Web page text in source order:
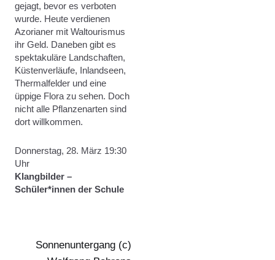
gejagt, bevor es verboten
wurde. Heute verdienen
Azorianer mit Waltourismus
ihr Geld. Daneben gibt es
spektakuläre Landschaften,
Küstenverläufe, Inlandseen,
Thermalfelder und eine
üppige Flora zu sehen. Doch
nicht alle Pflanzenarten sind
dort willkommen.
Donnerstag, 28. März 19:30
Uhr
Klangbilder –
Schüler*innen der Schule
Sonnenuntergang (c)